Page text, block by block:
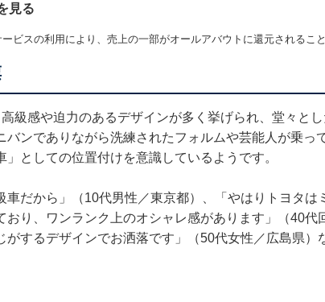
見る
ビスの利用により、売上の一部がオールアバウトに還元されること
級感や迫力のあるデザインが多く挙げられ、堂々と
バンでありながら洗練されたフォルムや芸能人が乗っ
としての位置付けを意識しているようです。
車だから」（10代男性／東京都）、「やはりトヨタは
おり、ワンランク上のオシャレ感があります」（40代
がするデザインでお洒落です」（50代女性／広島県）